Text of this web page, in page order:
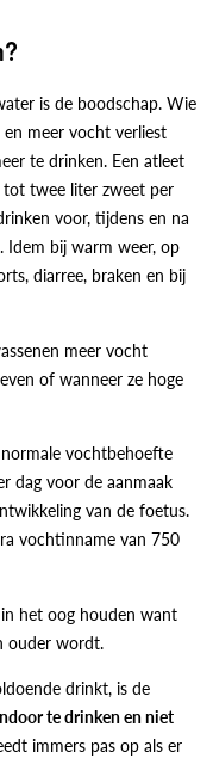
is de boodschap. Wie
meer vocht verliest
te drinken. Een atleet
twee liter zweet per
voor, tijdens en na
Idem bij warm weer, op
diarree, braken en bij
meer vocht
of wanneer ze hoge
vochtbehoefte
dag voor de aanmaak
van de foetus.
vochtinname van 750
het oog houden want
ouder wordt.
drinkt, is de
te drinkenen niet
immers pas op als er